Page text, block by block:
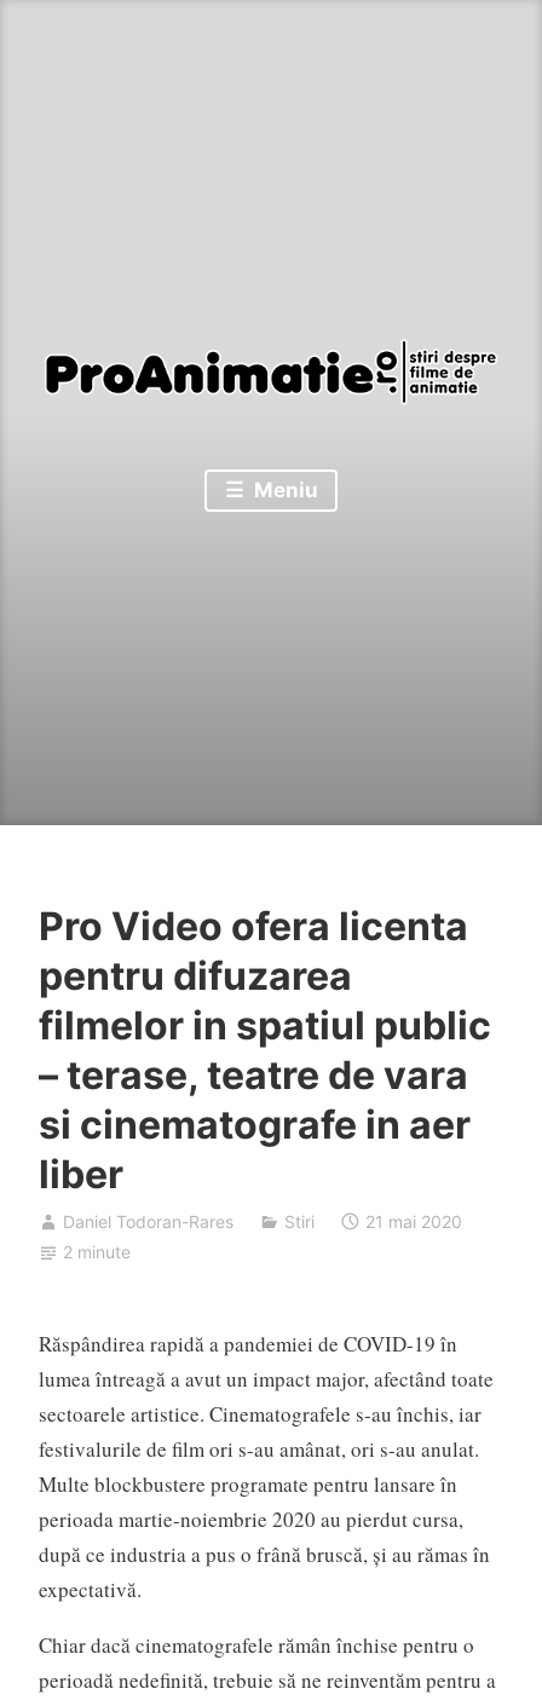
Proanimatie
Meniu
Pro Video ofera licenta
pentru difuzarea
filmelor in spatiul public
– terase, teatre de vara
si cinematografe in aer
liber
Daniel Todoran-Rares Stiri
21 mai 2020
2 minute
Răspândirea rapidă a pandemiei de COVID-19 în
lumea întreagă a avut un impact major, afectând toate
sectoarele artistice. Cinematografele s-au închis, iar
festivalurile de film ori s-au amânat, ori s-au anulat.
Multe blockbustere programate pentru lansare în
perioada martie-noiembrie 2020 au pierdut cursa,
după ce industria a pus o frână bruscă, și au rămas în
expectativă.
Chiar dacă cinematografele rămân închise pentru o
perioadă nedefinită, trebuie să ne reinventăm pentru a